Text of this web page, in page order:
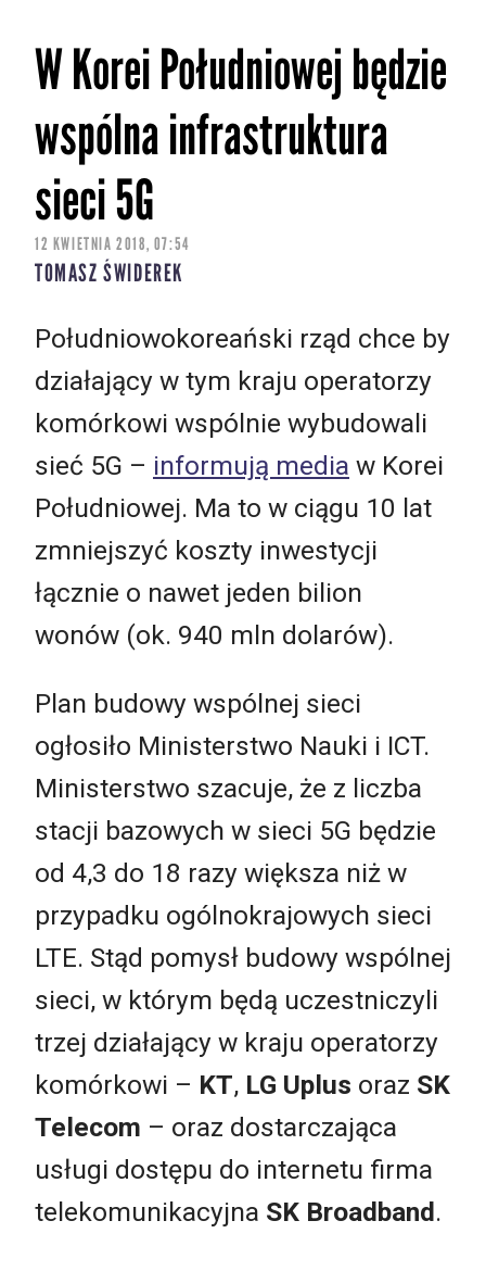
W Korei Południowej będzie
wspólna infrastruktura
sieci 5G
12 KWIETNIA 2018, 07:54
TOMASZ ŚWIDEREK
Południowokoreański rząd chce by
działający w tym kraju operatorzy
komórkowi wspólnie wybudowali
sieć 5G – informują media w Korei
Południowej. Ma to w ciągu 10 lat
zmniejszyć koszty inwestycji
łącznie o nawet jeden bilion
wonów (ok. 940 mln dolarów).
Plan budowy wspólnej sieci
ogłosiło Ministerstwo Nauki i ICT.
Ministerstwo szacuje, że z liczba
stacji bazowych w sieci 5G będzie
od 4,3 do 18 razy większa niż w
przypadku ogólnokrajowych sieci
LTE. Stąd pomysł budowy wspólnej
sieci, w którym będą uczestniczyli
trzej działający w kraju operatorzy
komórkowi – KT, LG Uplus oraz SK
Telecom – oraz dostarczająca
usługi dostępu do internetu firma
telekomunikacyjna SK Broadband.